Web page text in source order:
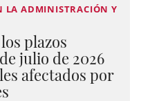
LA ADMINISTRACIÓN Y
plazos
julio de 2026
afectados por